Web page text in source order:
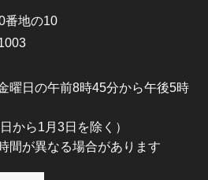
番地の10
曜日の午前8時45分から午後5時
から1月3日を除く）
間が異なる場合があります